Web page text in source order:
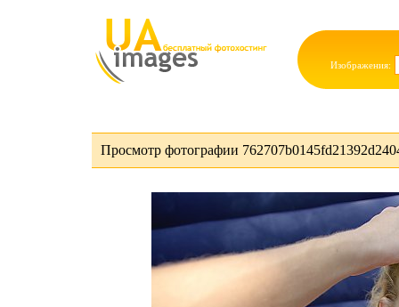
Изображения:
Просмотр фотографии